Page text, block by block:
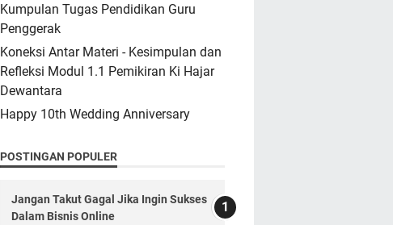
Kumpulan Tugas Pendidikan Guru
Penggerak
Koneksi Antar Materi - Kesimpulan dan
Refleksi Modul 1.1 Pemikiran Ki Hajar
Dewantara
Happy 10th Wedding Anniversary
POSTINGAN POPULER
Jangan Takut Gagal Jika Ingin Sukses
Dalam Bisnis Online